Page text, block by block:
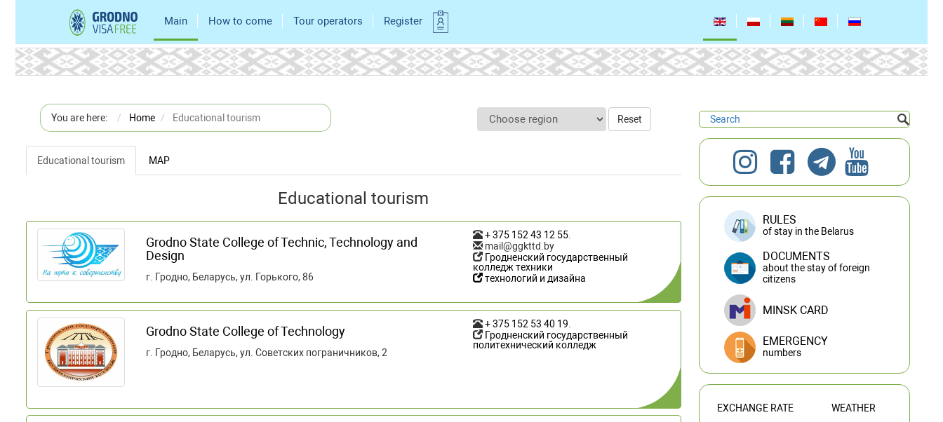
Main How to come Tour operators Register
You are here: Home Educational tourism Reset
Educational tourism MAP
Educational tourism
Grodno State College of Technic, Technology and
Design
г. Гродно, Беларусь, ул. Горького, 86
+ 375 152 43 12 55.
mail@ggkttd.by
Гродненский государственный
колледж техники
технологий и дизайна
Grodno State College of Technology
г. Гродно, Беларусь, ул. Советских пограничников, 2
+ 375 152 53 40 19
Гродненский государственный
политехнический колледж
RULES
of stay in the Belarus
DOCUMENTS
about the stay of foreign
citizens
MINSK CARD
EMERGENCY
numbers
EXCHANGE RATE
WEATHER